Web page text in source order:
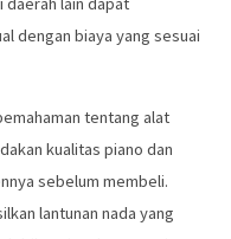
dengan biaya yang sesuai
tentang alat
kualitas piano dan
sebelum membeli.
lantunan nada yang